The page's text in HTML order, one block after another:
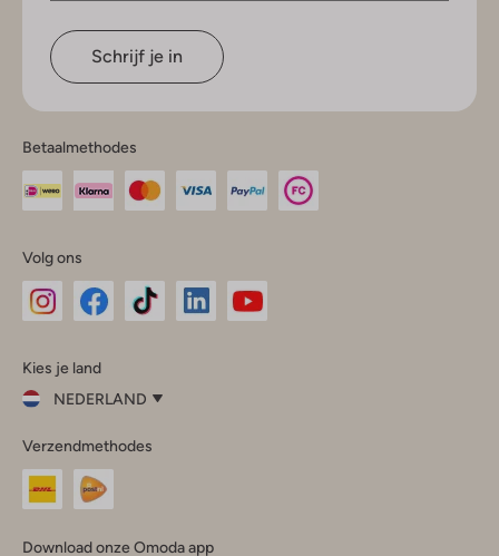
Schrijf je in
Betaalmethodes
Volg ons
InstagramFacebook
Kies je land
NEDERLAND
je
land
Nederland
Verzendmethodes
Download onze Omoda app